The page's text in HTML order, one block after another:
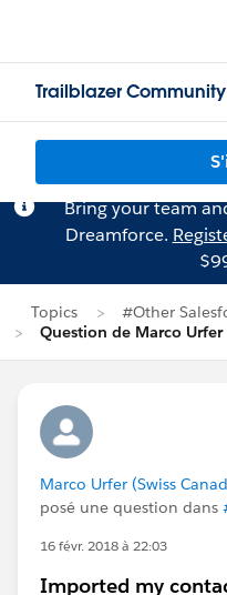
Trailblazer Community
Bring your team
Dreamforce.
Topics
#Other
Question de Marco Urfer
Marco Urfer (Swiss
posé une question dans
16 févr. 2018 à 22:03
Imported my